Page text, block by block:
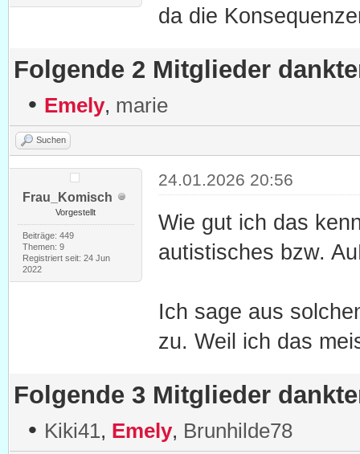
da die
Folgende 2 Mitglieder
• Emely, marie
Suchen
Frau_Komisch
Vorgestellt
Beiträge: 449
Themen: 9
Registriert seit: 24 Jun
2022
24.01.2026 20:56
Wie gut ich das
autistisches bzw.
Ich sage aus
zu. Weil ich das
Folgende 3 Mitglieder
• Kiki41, Emely, Brunhilde78